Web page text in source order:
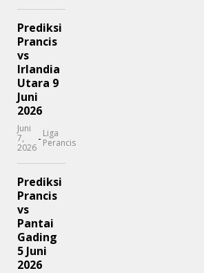
Prediksi
Prancis
vs
Irlandia
Utara 9
Juni
2026
Juni
7,
2026
- Liga
Perancis
Prediksi
Prancis
vs
Pantai
Gading
5 Juni
2026